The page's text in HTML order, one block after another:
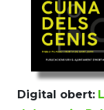
Digital obert: